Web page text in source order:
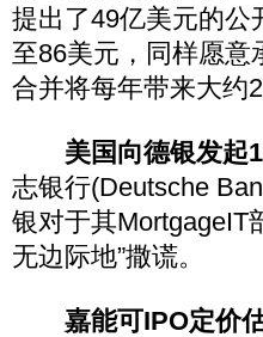
提出了49亿美元的公
至86美元，同样愿意
合并将每年带来大约
美国向德银发起
志银行(Deutsche
银对于其MortgageIT
无边际地”撒谎。
嘉能可IPO定价